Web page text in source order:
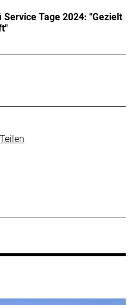
Service Tage 2024: "Gezielt
Teilen